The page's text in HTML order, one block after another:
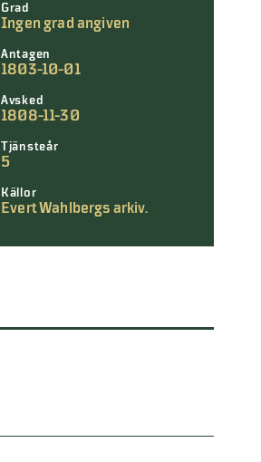
Grad
Ingen grad angiven
Antagen
1803-10-01
Avsked
1808-11-30
Tjänsteår
5
Källor
Evert Wahlbergs arkiv.